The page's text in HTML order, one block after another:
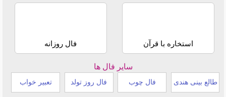
استخاره با قرآن فال روزانه
سایر فال ها
طالع بینی هندی فال چوب فال روز تولد تعبیر خواب